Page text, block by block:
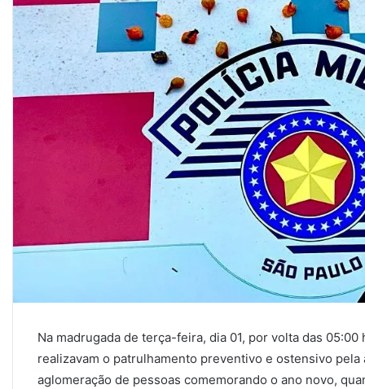
Na madrugada de terça-feira, dia 01, por volta das
realizavam o patrulhamento preventivo e ostensivo
aglomeração de pessoas comemorando o ano novo,